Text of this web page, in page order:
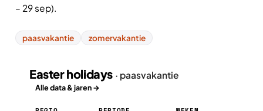
– 29 sep).
paasvakantie zomervakantie
Easter holidays · paasvakantie
Alle data & jaren →